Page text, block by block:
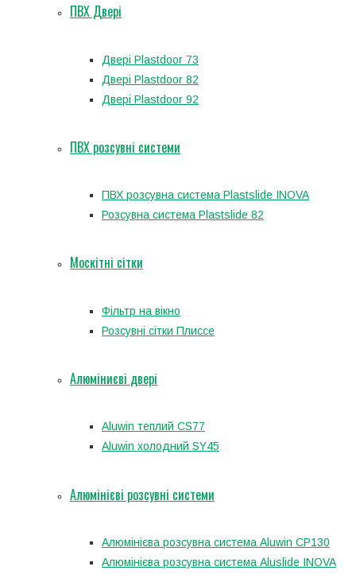
ПВХ Двері
Двері Plastdoor 73
Двері Plastdoor 82
Двері Plastdoor 92
ПВХ розсувні системи
ПВХ розсувна система Plastslide INOVA
Розсувна система Plastslide 82
Москітні сітки
Фільтр на вікно
Розсувні сітки Плиссе
Алюміниєві двері
Aluwin теплий CS77
Aluwin холодний SY45
Алюмінієві розсувні системи
Алюмінієва розсувна система Aluwin CP130
Алюмінієва розсувна система Aluslide INOVA